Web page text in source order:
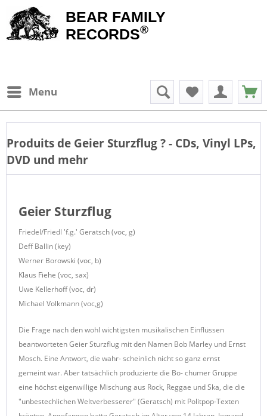
BEAR FAMILY
RECORDS®
Menu
Produits de Geier Sturzflug? - CDs, Vinyl LPs,
DVD und mehr
Geier Sturzflug
Friedel/Friedl 'f.g.' Geratsch (voc, g)
Deff Ballin (key)
Werner Borowski (voc, b)
Klaus Fiehe (voc, sax)
Uwe Kellerhoff (voc, dr)
Michael Volkmann (voc,g)
Die Frage nach den wohl wichtigsten musikalischen Einflüssen
beantworteten Geier Sturzflug mit den Namen Bob Marley und Ernst
Mosch. Eine Antwort, die wahr- scheinlich nicht so ganz ernst
gemeint war. Aber tatsächlich produzierte die Bo- chumer Gruppe
eine höchst eigenwillige Mischung aus Rock, Reggae und Ska, die die
"unbestechlichen Weltverbesserer" (Geratsch) mit Politpop-Texten